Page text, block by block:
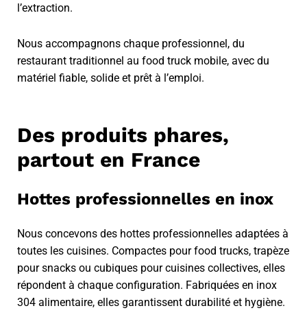
l’extraction.
Nous accompagnons chaque professionnel, du
restaurant traditionnel au food truck mobile, avec du
matériel fiable, solide et prêt à l’emploi.
Des produits phares,
partout en France
Hottes professionnelles en inox
Nous concevons des hottes professionnelles adaptées à
toutes les cuisines. Compactes pour food trucks, trapèze
pour snacks ou cubiques pour cuisines collectives, elles
répondent à chaque configuration. Fabriquées en inox
304 alimentaire, elles garantissent durabilité et hygiène.